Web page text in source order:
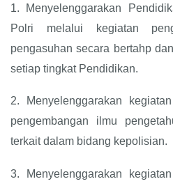
1.
Menyelenggarakan
Polri melalui kegiatan
pengasuhan secara bertahp
setiap tingkat Pendidikan.
2.
Menyelenggarakan
pengembangan ilmu
terkait dalam bidang kepolisian.
3.
Menyelenggarakan